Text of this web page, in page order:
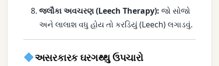
જલૌકા અવચરણ (Leech Therapy): જો સોજો
અને લાલાશ વધુ હોય તો કરડિયું (Leech) લગાડવું.
અસરકારક ઘરગથ્થુ ઉપચારો